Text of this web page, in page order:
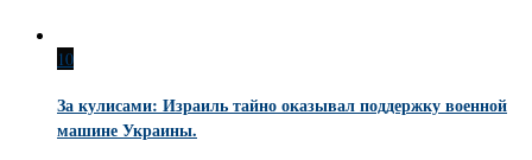
10
За кулисами: Израиль тайно оказывал поддержку военной
машине Украины.